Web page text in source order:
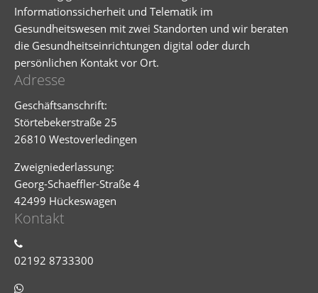
Informationssicherheit und Telematik im
Gesundheitswesen mit zwei Standorten und wir beraten
die Gesundheitseinrichtungen digital oder durch
persönlichen Kontakt vor Ort.
Adresse
Geschäftsanschrift:
Störtebekerstraße 25
26810 Westoverledingen
Zweigniederlassung:
Georg-Schaeffler-Straße 4
42499 Hückeswagen
Kontakt
02192 8733300